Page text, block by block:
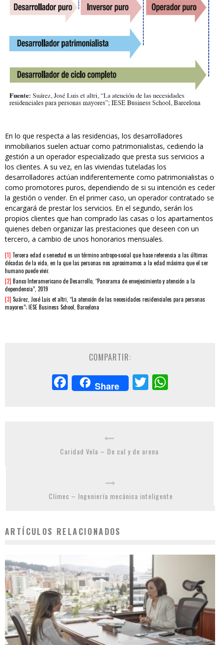
En lo que respecta a las residencias, los desarrolladores
inmobiliarios suelen actuar como patrimonialistas, cediendo la
gestión a un operador especializado que presta sus servicios a
los clientes. A su vez, en las viviendas tuteladas los
desarrolladores actúan indiferentemente como patrimonialistas o
como promotores puros, dependiendo de si su intención es ceder
la gestión o vender. En el primer caso, un operador contratado se
encargará de prestar los servicios. En el segundo, serán los
propios clientes que han comprado las casas o los apartamentos
quienes deben organizar las prestaciones que deseen con un
tercero, a cambio de unos honorarios mensuales.
[1] Tercera edad o senectud​ es un término antropo-social que hace referencia a las últimas
décadas de la vida, en la que las personas nos aproximamos a la edad máxima que el ser
humano puede vivir.
[2] Banco Interamericano de Desarrollo, “Panorama de envejecimiento y atención a la
dependencia”, 2019
[3] Suárez, José Luis et altri, “La atención de las necesidades residenciales para personas
mayores”; IESE Business School, Barcelona
COMPARTIR:
Facebook
Share Twitter
Caridad Vela – De cal y de arena
Climec – Ingeniería mecánica inteligente
ARTÍCULOS RELACIONADOS